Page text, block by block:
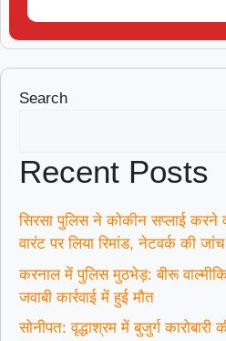
Search
Recent Posts
सिरसा पुलिस ने कोकीन सप्लाई करने
वारंट पर लिया रिमांड, नेटवर्क की
करनाल में पुलिस मुठभेड़: बीरू
जवाबी कार्रवाई में हुई मौत
सोनीपत: वृद्धाश्रम में बुजुर्ग